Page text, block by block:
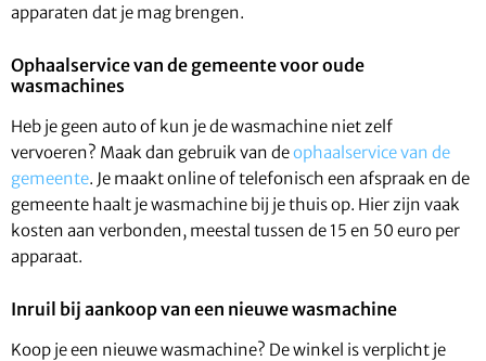
apparaten dat je mag brengen.
Ophaalservice van de gemeente voor oude
wasmachines
Heb je geen auto of kun je de wasmachine niet zelf
vervoeren? Maak dan gebruik van deophaalservice van de
gemeente. Je maakt online of telefonisch een afspraak en de
gemeente haalt je wasmachine bij je thuis op. Hier zijn vaak
kosten aan verbonden, meestal tussen de 15 en 50 euro per
apparaat.
Inruil bij aankoop van een nieuwe wasmachine
Koop je een nieuwe wasmachine? De winkel is verplicht je